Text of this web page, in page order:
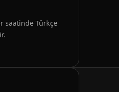
saatinde Türkçe